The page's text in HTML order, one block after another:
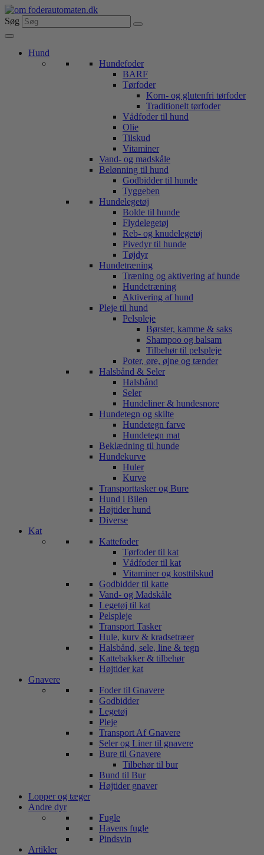
Videre
til
indhold
Søg
Hund
Hundefoder
BARF
Tørfoder
Korn- og glutenfri tørfoder
Traditionelt tørfoder
Vådfoder til hund
Olie
Tilskud
Vitaminer
Vand- og madskåle
Belønning til hund
Godbidder til hunde
Tyggeben
Hundelegetøj
Bolde til hunde
Flydelegetøj
Reb- og knudelegetøj
Pivedyr til hunde
Tøjdyr
Hundetræning
Træning og aktivering af hunde
Hundetræning
Aktivering af hund
Pleje til hund
Pelspleje
Børster, kamme & saks
Shampoo og balsam
Tilbehør til pelspleje
Poter, øre, øjne og tænder
Halsbånd & Seler
Halsbånd
Seler
Hundeliner & hundesnore
Hundetegn og skilte
Hundetegn farve
Hundetegn mat
Beklædning til hunde
Hundekurve
Huler
Kurve
Transporttasker og Bure
Hund i Bilen
Højtider hund
Diverse
Kat
Kattefoder
Tørfoder til kat
Vådfoder til kat
Vitaminer og kosttilskud
Godbidder til katte
Vand- og Madskåle
Legetøj til kat
Pelspleje
Transport Tasker
Hule, kurv & kradsetræer
Halsbånd, sele, line & tegn
Kattebakker & tilbehør
Højtider kat
Gnavere
Foder til Gnavere
Godbidder
Legetøj
Pleje
Transport Af Gnavere
Seler og Liner til gnavere
Bure til Gnavere
Tilbehør til bur
Bund til Bur
Højtider gnaver
Lopper og tæger
Andre dyr
Fugle
Havens fugle
Pindsvin
Artikler